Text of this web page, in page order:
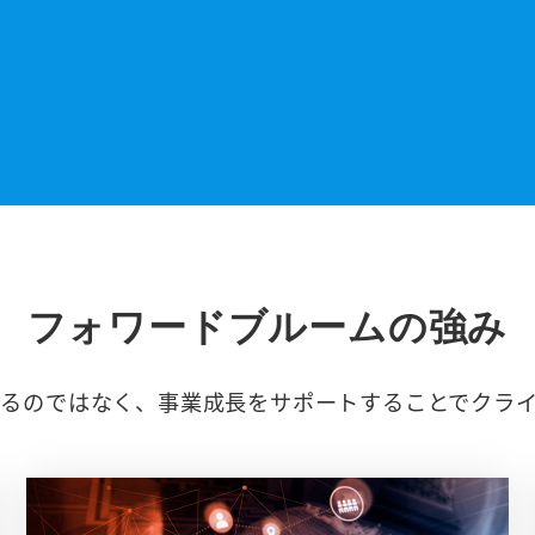
フォワードブルームの強み
のではなく、事業成長をサポートすることでクラ